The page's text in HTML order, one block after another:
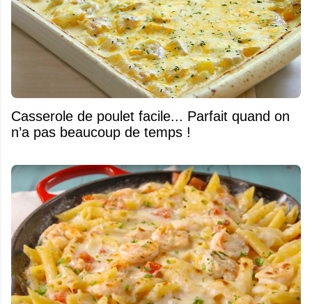
Casserole de poulet facile... Parfait quand on
n’a pas beaucoup de temps !